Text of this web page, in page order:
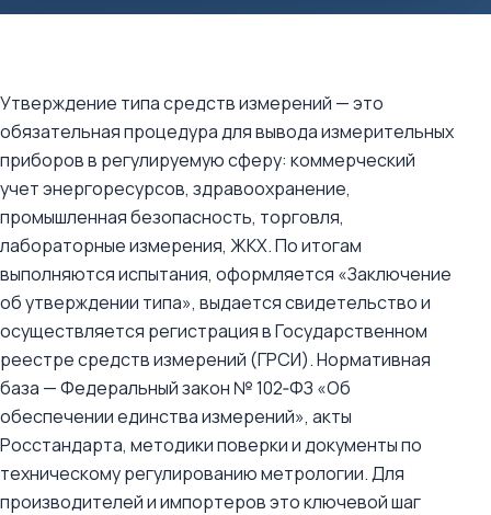
Утверждение типа средств измерений — это
обязательная процедура для вывода измерительных
приборов в регулируемую сферу: коммерческий
учет энергоресурсов, здравоохранение,
промышленная безопасность, торговля,
лабораторные измерения, ЖКХ. По итогам
выполняются испытания, оформляется «Заключение
об утверждении типа», выдается свидетельство и
осуществляется регистрация в Государственном
реестре средств измерений (ГРСИ). Нормативная
база — Федеральный закон № 102‑ФЗ «Об
обеспечении единства измерений», акты
Росстандарта, методики поверки и документы по
техническому регулированию метрологии. Для
производителей и импортеров это ключевой шаг